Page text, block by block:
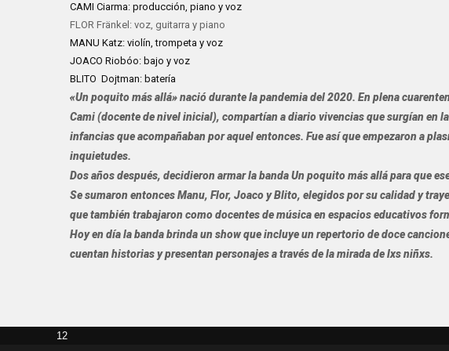
CAMI Ciarma: producción, piano y voz
FLOR Fränkel: voz, guitarra y piano
MANU Katz: violín, trompeta y voz
JOACO Riobóo: bajo y voz
BLITO Dojtman: batería
«Un poquito más allá»nació durante la pandemia del 2020. En plena
Cami (docente de nivel inicial), compartían a diario vivencias que surgían en
infancias que acompañaban por aquel entonces. Fue así que empezaron a
inquietudes.
Dos años después, decidieron armar la banda Un poquito más allá para que
Se sumaron entonces Manu, Flor, Joaco y Blito, elegidos por su calidad y
que también trabajaron como docentes de música en espacios educativos
Hoy en día la banda brinda un show que incluye un repertorio de doce
cuentan historias y presentan personajes a través de la mirada de lxs niñxs.
12